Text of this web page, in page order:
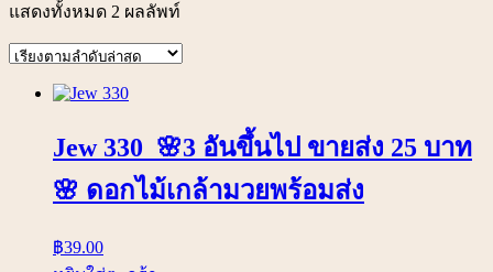
แสดงทั้งหมด 2 ผลลัพท์
Jew 330 🌸3 อันขึ้นไป ขายส่ง 25 บาท
🌸 ดอกไม้เกล้ามวยพร้อมส่ง
฿39.00